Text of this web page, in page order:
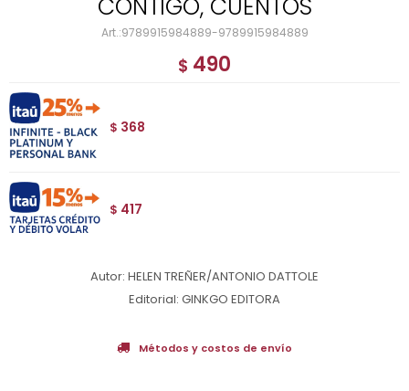
CONTIGO, CUENTOS
9789915984889-9789915984889
$ 490
$ 368
$ 417
Autor: HELEN TREÑER/ANTONIO DATTOLE
Editorial: GINKGO EDITORA
Métodos y costos de envío